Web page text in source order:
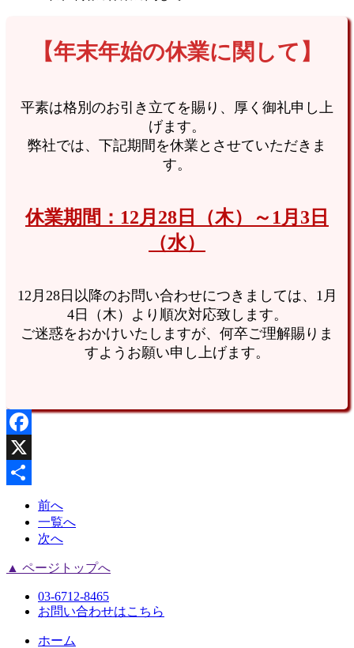
【年末年始の休業に関して】
平素は格別のお引き立てを賜り、厚く御礼申し上
げます。
弊社では、下記期間を休業とさせていただきま
す。
休業期間：12月28日（木）～1月3日
（水）
12月28日以降のお問い合わせにつきましては、1月
4日（木）より順次対応致します。
ご迷惑をおかけいたしますが、何卒ご理解賜りま
すようお願い申し上げます。
Facebook
X
前へ
一覧へ
次へ
▲ ページトップへ
03-6712-8465
お問い合わせはこちら
ホーム